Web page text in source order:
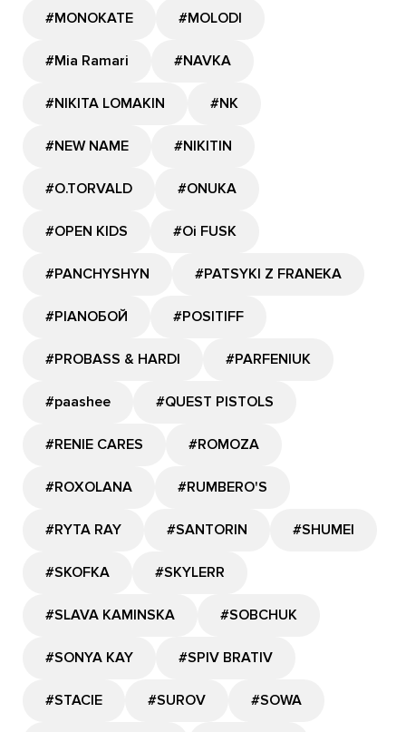
#MONOKATE #MOLODI
#Mia Ramari #NAVKA
#NIKITA LOMAKIN #NK
#NEW NAME #NIKITIN
#O.TORVALD #ONUKA
#OPEN KIDS #Oi FUSK
#PANCHYSHYN #PATSYKI Z FRANEKA
#PIANOБОЙ #POSITIFF
#PROBASS & HARDI #PARFENIUK
#paashee #QUEST PISTOLS
#RENIE CARES #ROMOZA
#ROXOLANA #RUMBERO'S
#RYTA RAY #SANTORIN #SHUMEI
#SKOFKA #SKYLERR
#SLAVA KAMINSKA #SOBCHUK
#SONYA KAY #SPIV BRATIV
#STACIE #SUROV #SOWA